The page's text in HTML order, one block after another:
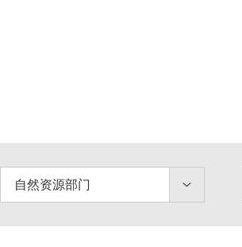
自然资源部门